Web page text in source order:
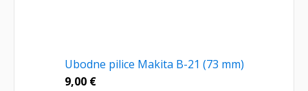
Ubodne pilice Makita B-21 (73 mm)
9,00 €